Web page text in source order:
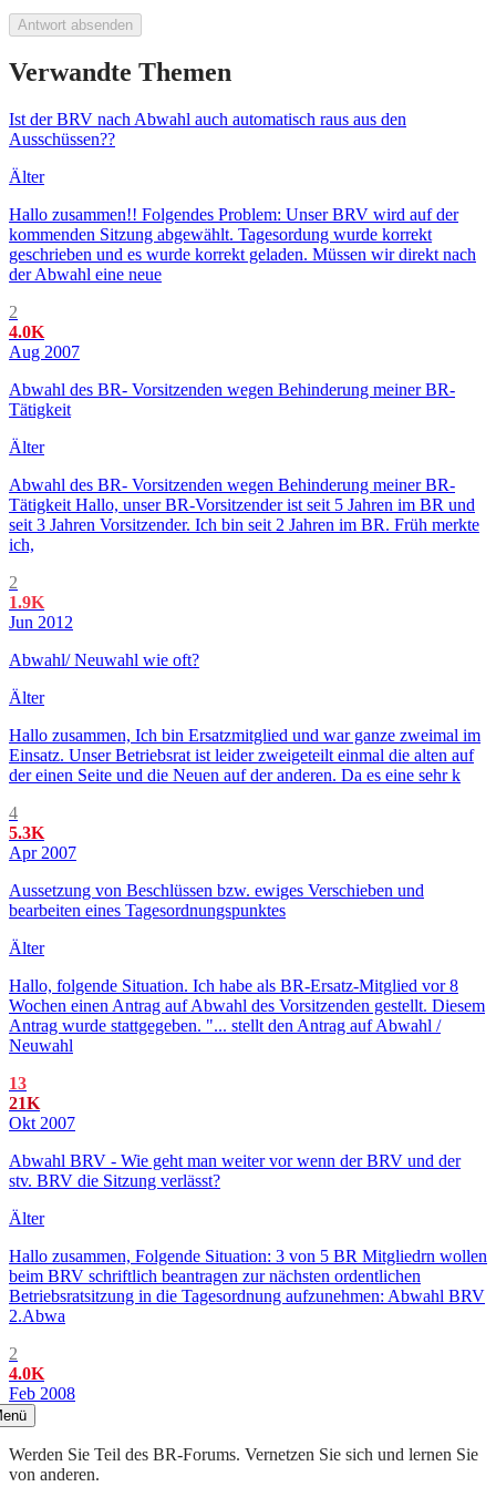
Antwort absenden
Verwandte Themen
Ist der BRV nach Abwahl auch automatisch raus aus den
Ausschüssen??
Älter
Hallo zusammen!! Folgendes Problem: Unser BRV wird auf der
kommenden Sitzung abgewählt. Tagesordung wurde korrekt
geschrieben und es wurde korrekt geladen. Müssen wir direkt nach
der Abwahl eine neue
2
4.0K
Aug 2007
Abwahl des BR- Vorsitzenden wegen Behinderung meiner BR-
Tätigkeit
Älter
Abwahl des BR- Vorsitzenden wegen Behinderung meiner BR-
Tätigkeit Hallo, unser BR-Vorsitzender ist seit 5 Jahren im BR und
seit 3 Jahren Vorsitzender. Ich bin seit 2 Jahren im BR. Früh merkte
ich,
2
1.9K
Jun 2012
Abwahl/ Neuwahl wie oft?
Älter
Hallo zusammen, Ich bin Ersatzmitglied und war ganze zweimal im
Einsatz. Unser Betriebsrat ist leider zweigeteilt einmal die alten auf
der einen Seite und die Neuen auf der anderen. Da es eine sehr k
4
5.3K
Apr 2007
Aussetzung von Beschlüssen bzw. ewiges Verschieben und
bearbeiten eines Tagesordnungspunktes
Älter
Hallo, folgende Situation. Ich habe als BR-Ersatz-Mitglied vor 8
Wochen einen Antrag auf Abwahl des Vorsitzenden gestellt. Diesem
Antrag wurde stattgegeben. "... stellt den Antrag auf Abwahl /
Neuwahl
13
21K
Okt 2007
Abwahl BRV - Wie geht man weiter vor wenn der BRV und der
stv. BRV die Sitzung verlässt?
Älter
Hallo zusammen, Folgende Situation: 3 von 5 BR Mitgliedrn wollen
beim BRV schriftlich beantragen zur nächsten ordentlichen
Betriebsratsitzung in die Tagesordnung aufzunehmen: Abwahl BRV
2.Abwa
2
4.0K
Feb 2008
Werden Sie Teil des BR-Forums. Vernetzen Sie sich und lernen Sie
von anderen.